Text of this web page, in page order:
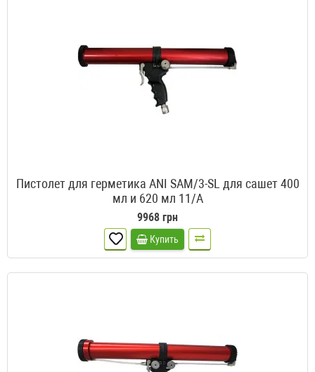
Пистолет для герметика ANI SAM/3-SL для сашет 400
мл и 620 мл 11/A
9968 грн
Купить